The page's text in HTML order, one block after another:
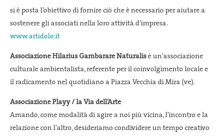
si è posta l’obiettivo di fornire ciò che è necessario per aiutare a
sostenere gli associati nella loro attività d’impresa.
www.artidolo.it
Associazione Hilarius Gambarare Naturalis è un’associazione
culturale ambientalista, referente per il coinvolgimento locale e
il radicamento nel quotidiano a Piazza Vecchia di Mira (ve).
Associazione Playy / la Via dell’Arte
Amando, come modalità di agire a noi più vicina, l’incontro e la
relazione con l’altro, desideriamo condividere un tempo creativo